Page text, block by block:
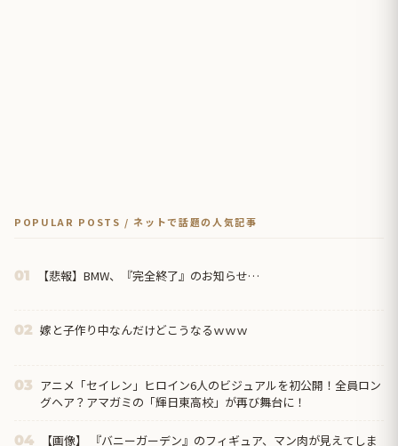
POPULAR POSTS / ネットで話題の人気記事
01 【悲報】BMW、『完全終了』のお知らせ…
02 嫁と子作り中なんだけどこうなるｗｗｗ
03 アニメ「セイレン」ヒロイン6人のビジュアルを初公開！全員ロン
グヘア？アマガミの「輝日東高校」が再び舞台に！
04 【画像】 『バニーガーデン』のフィギュア、マン肉が見えてしま